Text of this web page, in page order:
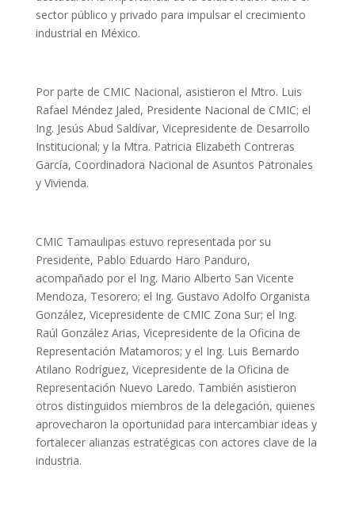
sector público y privado para impulsar el crecimiento
industrial en México.
Por parte de CMIC Nacional, asistieron el Mtro. Luis
Rafael Méndez Jaled, Presidente Nacional de CMIC; el
Ing. Jesús Abud Saldívar, Vicepresidente de Desarrollo
Institucional; y la Mtra. Patricia Elizabeth Contreras
García, Coordinadora Nacional de Asuntos Patronales
y Vivienda.
CMIC Tamaulipas estuvo representada por su
Presidente, Pablo Eduardo Haro Panduro,
acompañado por el Ing. Mario Alberto San Vicente
Mendoza, Tesorero; el Ing. Gustavo Adolfo Organista
González, Vicepresidente de CMIC Zona Sur; el Ing.
Raúl González Arias, Vicepresidente de la Oficina de
Representación Matamoros; y el Ing. Luis Bernardo
Atilano Rodríguez, Vicepresidente de la Oficina de
Representación Nuevo Laredo. También asistieron
otros distinguidos miembros de la delegación, quienes
aprovecharon la oportunidad para intercambiar ideas y
fortalecer alianzas estratégicas con actores clave de la
industria.